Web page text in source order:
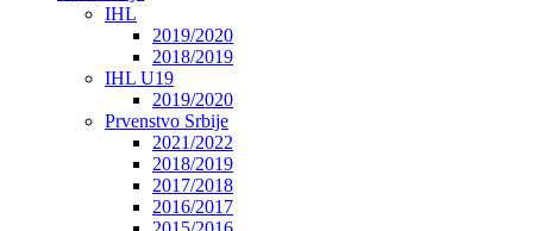
IHL
2019/2020
2018/2019
IHL U19
2019/2020
Prvenstvo Srbije
2021/2022
2018/2019
2017/2018
2016/2017